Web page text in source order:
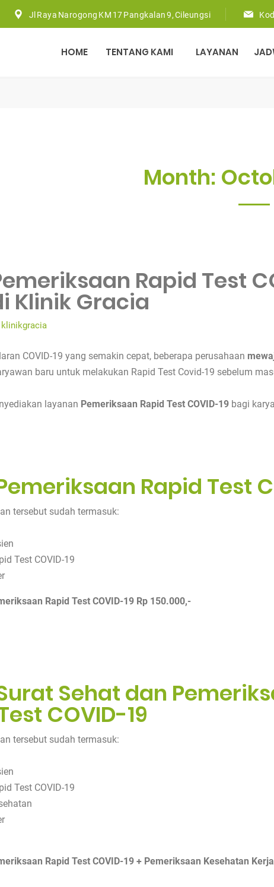
Jl Raya Narogong KM 17 Pangkalan 9, Cileungsi
HOME TENTANG KAMI LAYANAN
Month:
Rapid Test
Klinik Gracia
klinikgracia
COVID-19 yang semakin cepat, beberapa perusahaan
baru untuk melakukan Rapid Test Covid-19 sebelum
layanan Pemeriksaan Rapid Test COVID-19 bagi
Rapid Test
tersebut sudah termasuk:
Test COVID-19
Rapid Test COVID-19 Rp 150.000,-
Sehat dan
COVID-19
tersebut sudah termasuk:
Test COVID-19
Rapid Test COVID-19 + Pemeriksaan Kesehatan